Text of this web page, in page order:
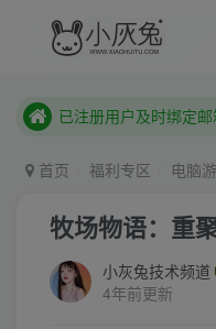
本站已开启QQ微信快
本站已开启QQ微信快
首页 福利专区 电脑
牧场物语：重
小灰兔技术频道
4年前更新